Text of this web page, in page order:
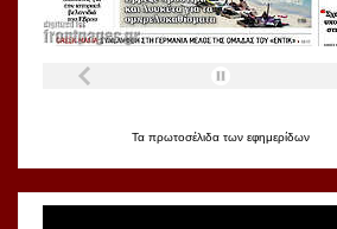
Τα πρωτοσέλιδα των εφημερίδων